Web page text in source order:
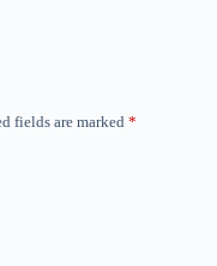
fields are marked *